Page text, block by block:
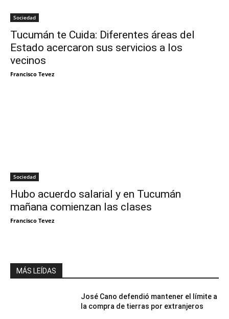
Sociedad
Tucumán te Cuida: Diferentes áreas del
Estado acercaron sus servicios a los
vecinos
Francisco Tevez
Sociedad
Hubo acuerdo salarial y en Tucumán
mañana comienzan las clases
Francisco Tevez
MÁS LEÍDAS
José Cano defendió mantener el límite a
la compra de tierras por extranjeros